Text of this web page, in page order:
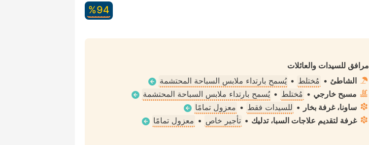
94‏%
مرافق للسيدات والعائلات
الشاطئ • مُختلط • يُسمح بارتداء ملابس السباحة المحتشمة
مسبح خارجي • مُختلط • يُسمح بارتداء ملابس السباحة المحتشمة
ساونا، غرفة بخار • للسيدات فقط • معزول تمامًا
غرفة لتقديم علاجات السبا، تدليك • تأجير خاص • معزول تمامًا